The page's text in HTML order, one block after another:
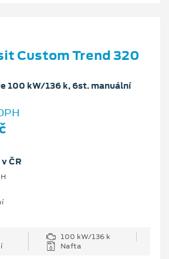
Custom Trend 320
100 kW/136 k, 6st. manuální
ČR
100 kW/136 k
Nafta